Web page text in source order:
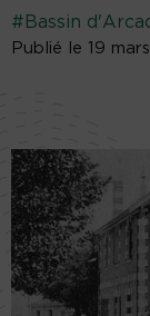
#Bassin
Publié le 19